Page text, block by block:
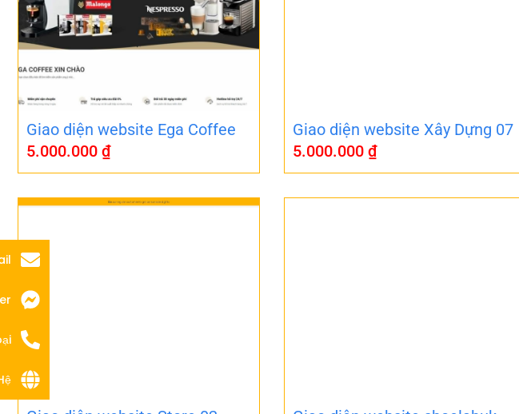
Giao diện website Ega Coffee
5.000.000 ₫
Giao diện website Xây Dựng 07
5.000.000 ₫